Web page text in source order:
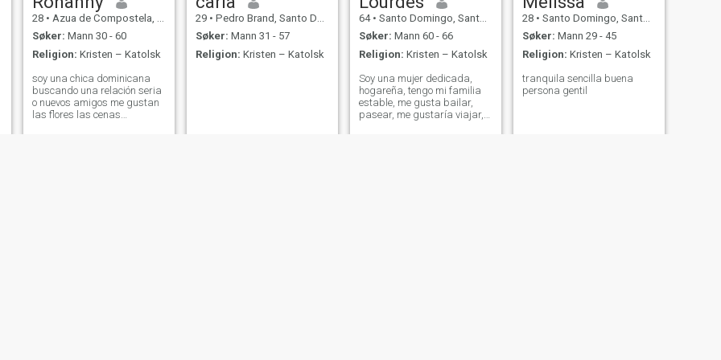
28 • Azua de Compostela, Azua, Den Dominikanske Rep.
Søker: Mann 30 - 60
Religion: Kristen – Katolsk
soy una chica dominicana
buscando una relación seria
o nuevos amigos me gustan
las flores las cenas
29 • Pedro Brand, Santo Domingo, Den Dominikanske Rep.
Søker: Mann 31 - 57
Religion: Kristen – Katolsk
64 • Santo Domingo, Santo Domingo, Den Dominikanske Rep.
Søker: Mann 60 - 66
Religion: Kristen – Katolsk
Soy una mujer dedicada,
hogareña, tengo mi familia
estable, me gusta bailar,
pasear, me gustaría viajar,
28 • Santo Domingo, Santo Domingo, Den Dominikanske Rep.
Søker: Mann 29 - 45
Religion: Kristen – Katolsk
tranquila sencilla buena
persona gentil